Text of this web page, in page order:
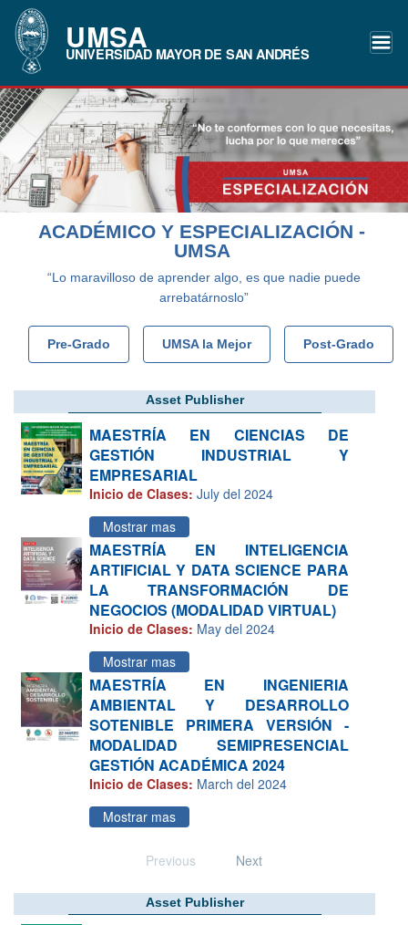
UMSA
UNIVERSIDAD MAYOR DE SAN ANDRÉS
ACADÉMICO Y ESPECIALIZACIÓN -
UMSA
“Lo maravilloso de aprender algo, es que nadie puede
arrebatárnoslo”
Pre-Grado UMSA la Mejor Post-Grado
Asset Publisher
MAESTRÍA EN CIENCIAS DE
GESTIÓN INDUSTRIAL Y
EMPRESARIAL
Inicio de Clases: July del 2024
Mostrar mas
MAESTRÍA EN INTELIGENCIA
ARTIFICIAL Y DATA SCIENCE PARA
LA TRANSFORMACIÓN DE
NEGOCIOS (MODALIDAD VIRTUAL)
Inicio de Clases: May del 2024
Mostrar mas
MAESTRÍA EN INGENIERIA
AMBIENTAL Y DESARROLLO
SOTENIBLE PRIMERA VERSIÓN -
MODALIDAD SEMIPRESENCIAL
GESTIÓN ACADÉMICA 2024
Inicio de Clases: March del 2024
Mostrar mas
Previous Next
Asset Publisher